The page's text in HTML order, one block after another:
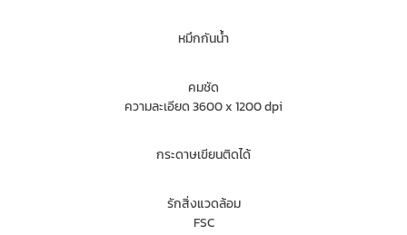
หมึกกันน้ำ
คมชัด
ความละเอียด 3600 x 1200 dpi
กระดาษเขียนติดได้
รักสิ่งแวดล้อม
FSC